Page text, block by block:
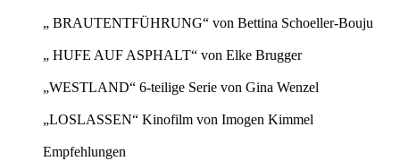
„ BRAUTENTFÜHRUNG“ von Bettina Schoeller-Bouju
„ HUFE AUF ASPHALT“ von Elke Brugger
„WESTLAND“ 6-teilige Serie von Gina Wenzel
„LOSLASSEN“ Kinofilm von Imogen Kimmel
Empfehlungen